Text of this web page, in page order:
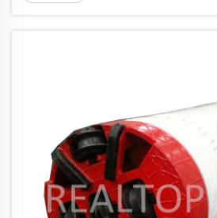
cong có bán kính 50 mét không? Đây